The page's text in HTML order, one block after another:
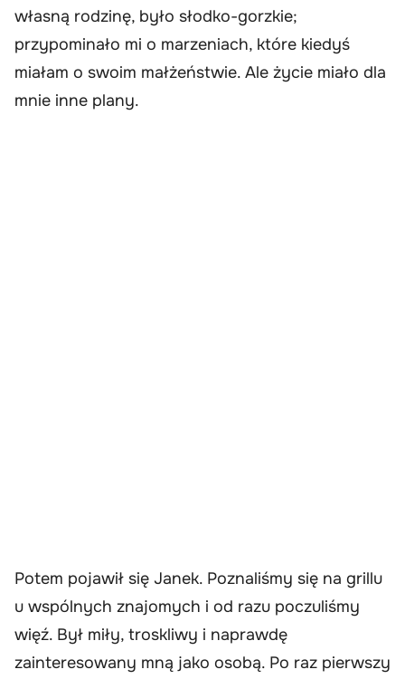
własną rodzinę, było słodko-gorzkie;
przypominało mi o marzeniach, które kiedyś
miałam o swoim małżeństwie. Ale życie miało dla
mnie inne plany.
Potem pojawił się Janek. Poznaliśmy się na grillu
u wspólnych znajomych i od razu poczuliśmy
więź. Był miły, troskliwy i naprawdę
zainteresowany mną jako osobą. Po raz pierwszy